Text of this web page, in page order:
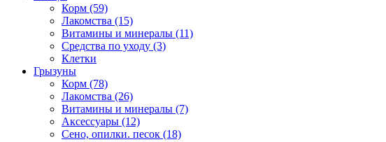
Корм (59)
Лакомства (15)
Витамины и минералы (11)
Средства по уходу (3)
Клетки
Грызуны
Корм (78)
Лакомства (26)
Витамины и минералы (7)
Аксессуары (12)
Сено, опилки. песок (18)